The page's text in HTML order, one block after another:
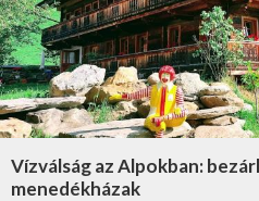
Vízválság az Alpokban:
menedékházak